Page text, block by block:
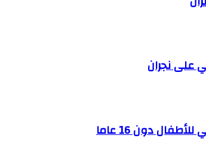
دون 16 عاما